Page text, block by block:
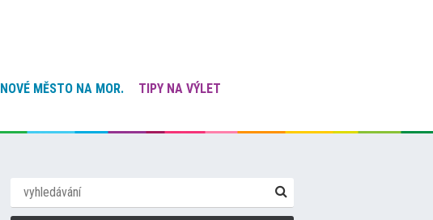
NOVÉ MĚSTO NA MOR.
TIPY NA VÝLET